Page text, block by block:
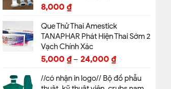
8,000 ₫
Que Thử Thai Amestick
TANAPHAR Phát Hiện Thai Sớm 2
Vạch Chính Xác
5,000 ₫– 24,000 ₫
//có nhận in logo// Bộ đồ phẫu